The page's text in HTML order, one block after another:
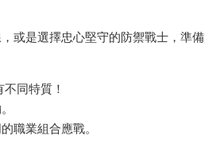
或是選擇忠心堅守的防禦戰士，準
同特質！
職業組合應戰。